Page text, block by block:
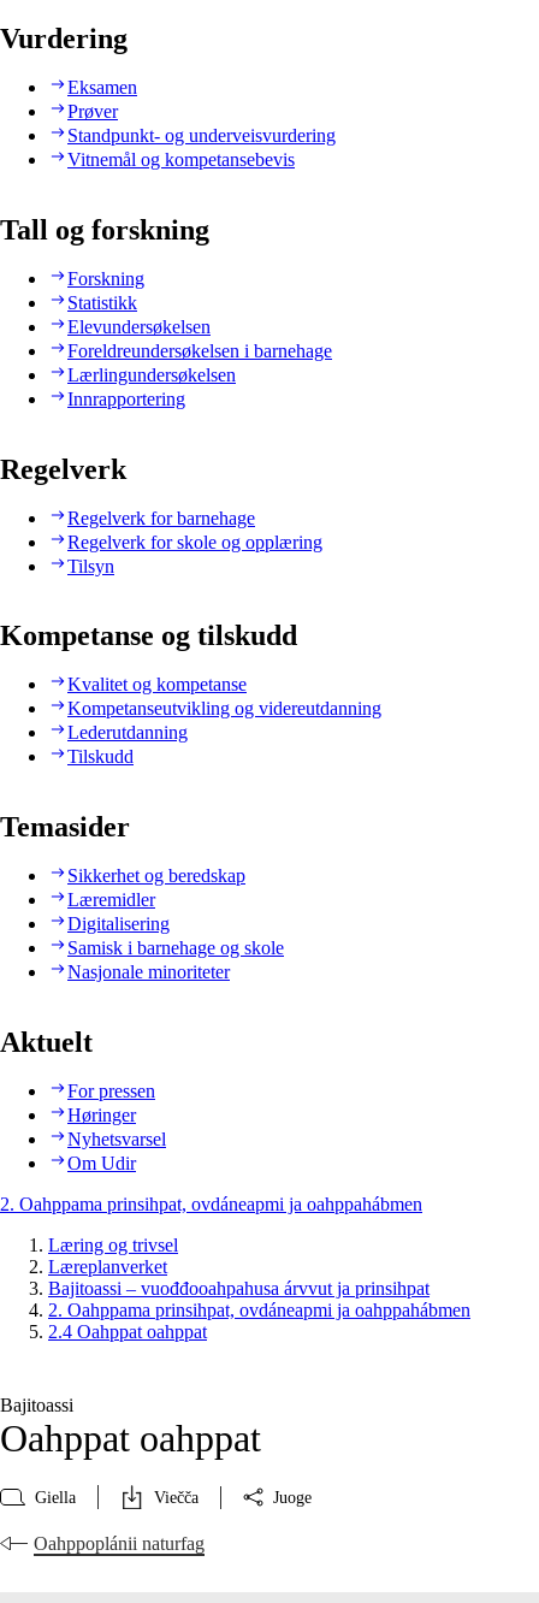
Vurdering
Eksamen
Prøver
Standpunkt- og underveisvurdering
Vitnemål og kompetansebevis
Tall og forskning
Forskning
Statistikk
Elevundersøkelsen
Foreldreundersøkelsen i barnehage
Lærlingundersøkelsen
Innrapportering
Regelverk
Regelverk for barnehage
Regelverk for skole og opplæring
Tilsyn
Kompetanse og tilskudd
Kvalitet og kompetanse
Kompetanseutvikling og videreutdanning
Lederutdanning
Tilskudd
Temasider
Sikkerhet og beredskap
Læremidler
Digitalisering
Samisk i barnehage og skole
Nasjonale minoriteter
Aktuelt
For pressen
Høringer
Nyhetsvarsel
Om Udir
2. Oahppama prinsihpat, ovdáneapmi ja oahppahábmen
Læring og trivsel
Læreplanverket
Bajitoassi – vuođđooahpahusa árvvut ja prinsihpat
2. Oahppama prinsihpat, ovdáneapmi ja oahppahábmen
2.4 Oahppat oahppat
Bajitoassi
Oahppat oahppat
Giella Viečča Juoge
Oahppoplánii naturfag